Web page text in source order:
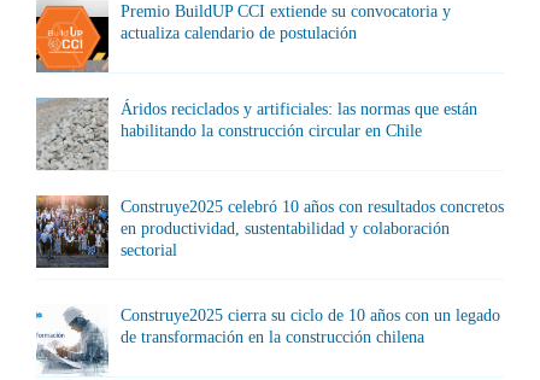
Premio BuildUP CCI extiende su convocatoria y
actualiza calendario de postulación
Áridos reciclados y artificiales: las normas que están
habilitando la construcción circular en Chile
Construye2025 celebró 10 años con resultados concretos
en productividad, sustentabilidad y colaboración
sectorial
Construye2025 cierra su ciclo de 10 años con un legado
de transformación en la construcción chilena